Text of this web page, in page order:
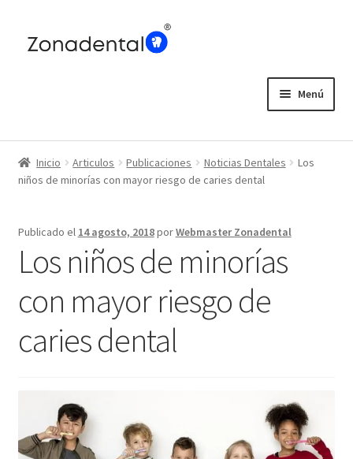
Menú
Blog
Inicio Articulos Publicaciones Noticias Dentales
Los
niños de minorías con mayor riesgo de caries dental
Publicado el 14 agosto, 2018porWebmaster Zonadental
Los niños de minorías
con mayor riesgo de
caries dental